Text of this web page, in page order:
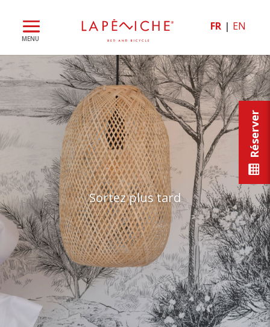
FR EN
Sortez plus tard
Réserver